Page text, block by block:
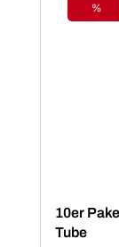
%
10er
Tube